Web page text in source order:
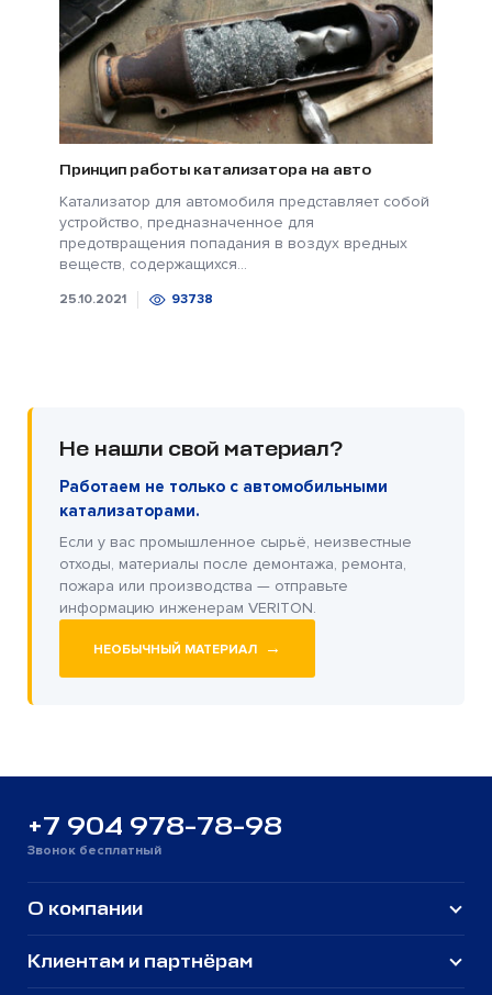
Принцип работы катализатора на авто
Катализатор для автомобиля представляет собой
устройство, предназначенное для
предотвращения попадания в воздух вредных
веществ, содержащихся...
25.10.2021 93738
Не нашли свой материал?
Работаем не только с автомобильными
катализаторами.
Если у вас промышленное сырьё, неизвестные
отходы, материалы после демонтажа, ремонта,
пожара или производства — отправьте
информацию инженерам VERITON.
НЕОБЫЧНЫЙ МАТЕРИАЛ →
+7 904 978-78-98
Звонок бесплатный
О компании
Клиентам и партнёрам